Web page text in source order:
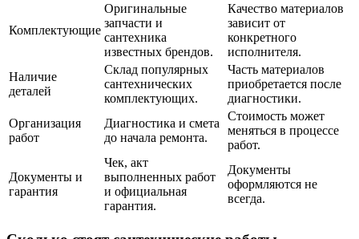
Комплектующие
Оригинальные
запчасти и
сантехника
известных брендов.
Качество материалов
зависит от
конкретного
исполнителя.
Наличие
деталей
Склад популярных
сантехнических
комплектующих.
Часть материалов
приобретается после
диагностики.
Организация
работ
Диагностика и смета
до начала ремонта.
Стоимость может
меняться в процессе
работ.
Документы и
гарантия
Чек, акт
выполненных работ
и официальная
гарантия.
Документы
оформляются не
всегда.